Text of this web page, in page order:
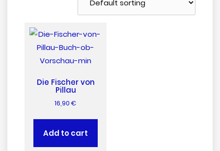
Die Fischer von
Pillau
16,90€
Add to cart